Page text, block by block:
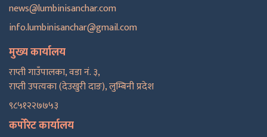
news@lumbinisanchar.com
info.lumbinisanchar@gmail.com
मुख्य कार्यालय
राप्ती गाउँपालका, वडा नं. ३,
राप्ती उपत्यका (देउखुरी दाङ), लुम्बिनी प्रदेश
९८५१२२७७५३
कर्पोरेट कार्यालय